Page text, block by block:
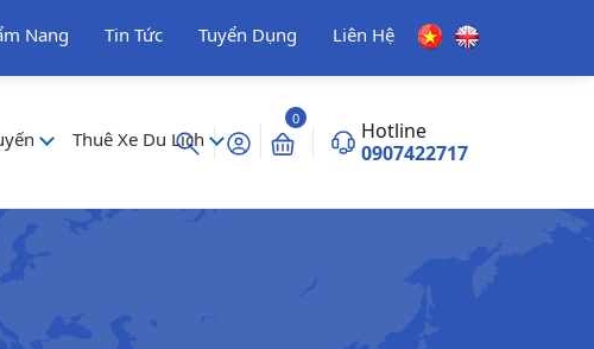
Nang Tin Tức Tuyển Dụng Liên Hệ
Thuê Xe Du Lịch
0
Hotline
0907422717